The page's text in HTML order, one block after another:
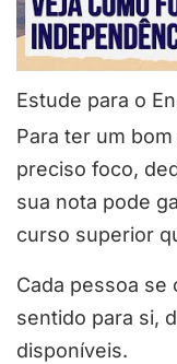
Estude para o
Para ter um
preciso foco,
sua nota pode
curso superior
Cada pessoa se
sentido para si,
disponíveis.